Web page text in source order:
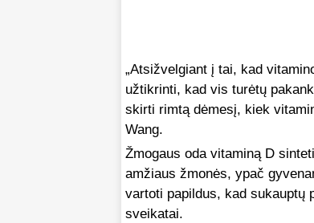
„Atsižvelgiant į tai, kad
užtikrinti, kad vis turėtų
skirti rimtą dėmesį, kiek
Wang.
Žmogaus oda vitaminą D
amžiaus žmonės, ypač
vartoti papildus, kad sukauptų
sveikatai.